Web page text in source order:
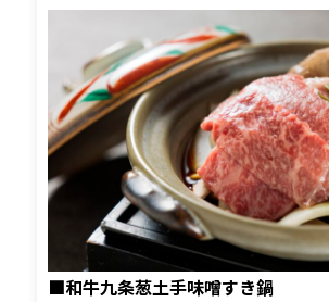
■和牛九条葱土手味噌すき鍋